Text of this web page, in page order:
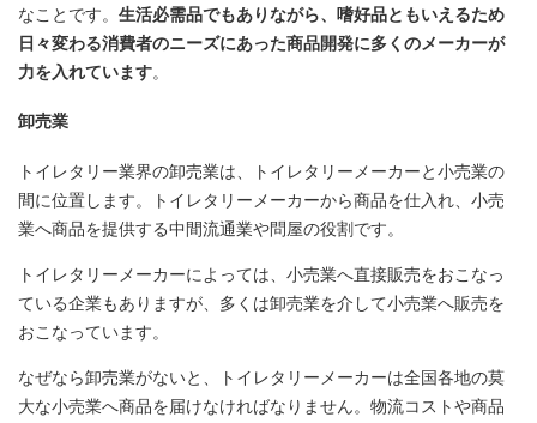
なことです。 生活必需品でもありながら、嗜好品ともいえるため
日々変わる消費者のニーズにあった商品開発に多くのメーカーが
力を入れています。
卸売業
トイレタリー業界の卸売業は、トイレタリーメーカーと小売業の
間に位置します。トイレタリーメーカーから商品を仕入れ、小売
業へ商品を提供する中間流通業や問屋の役割です。
トイレタリーメーカーによっては、小売業へ直接販売をおこなっ
ている企業もありますが、多くは卸売業を介して小売業へ販売を
おこなっています。
なぜなら卸売業がないと、トイレタリーメーカーは全国各地の莫
大な小売業へ商品を届けなければなりません。物流コストや商品